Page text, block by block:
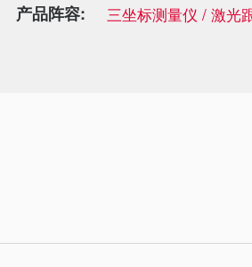
产品阵容: 三坐标测量仪 / 激光